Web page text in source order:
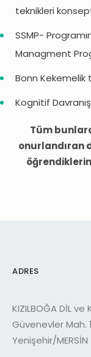
teknikleri
SSMP-
Managment
Bonn
Kognitif
Tüm
onurlandıran
ADRES
KIZILBOĞA DİL ve
Güvenevler Mah.
Yenişehir/MERSİN